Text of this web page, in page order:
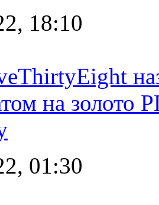
18:10
на
01:30